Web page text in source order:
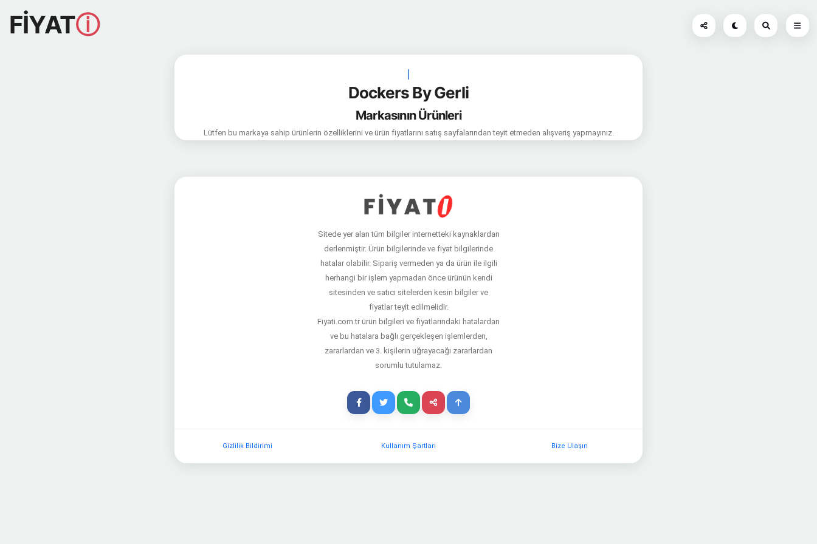
FİYATⓘ
|
Dockers By Gerli
Markasının Ürünleri
Lütfen bu markaya sahip ürünlerin özelliklerini ve ürün fiyatlarını satış sayfalarından teyit etmeden alışveriş yapmayınız.
Sitede yer alan tüm bilgiler internetteki kaynaklardan
derlenmiştir. Ürün bilgilerinde ve fiyat bilgilerinde
hatalar olabilir. Sipariş vermeden ya da ürün ile ilgili
herhangi bir işlem yapmadan önce ürünün kendi
sitesinden ve satıcı sitelerden kesin bilgiler ve
fiyatlar teyit edilmelidir.
Fiyati.com.tr ürün bilgileri ve fiyatlarındaki hatalardan
ve bu hatalara bağlı gerçekleşen işlemlerden,
zararlardan ve 3. kişilerin uğrayacağı zararlardan
sorumlu tutulamaz.
Gizlilik Bildirimi Kullanım Şartları Bize Ulaşın